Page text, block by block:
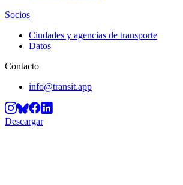
Socios
Ciudades y agencias de transporte
Datos
Contacto
info@transit.app
Descargar